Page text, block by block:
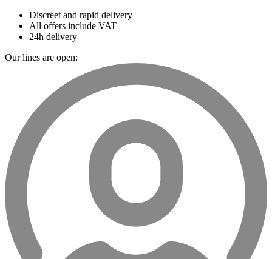
Discreet and rapid delivery
All offers include VAT
24h delivery
Our lines are open: